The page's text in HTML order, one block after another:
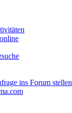
ins Forum stellen